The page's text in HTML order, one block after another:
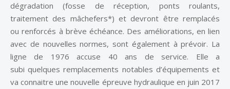
dégradation (fosse de réception, ponts roulants,
traitement des mâchefers*) et devront être remplacés
ou renforcés à brève échéance. Des améliorations, en lien
avec de nouvelles normes, sont également à prévoir. La
ligne de 1976 accuse 40 ans de service. Elle a
subi quelques remplacements notables d’équipements et
va connaitre une nouvelle épreuve hydraulique en juin 2017